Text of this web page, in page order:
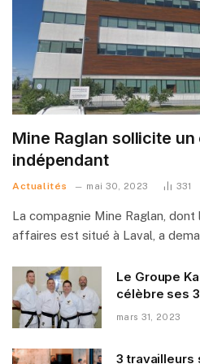
Mine Raglan sollicite
indépendant
Actualités mai 30, 2023 331
La compagnie Mine Raglan,
affaires est situé à Laval, a
Le Groupe
célèbre ses
mars 31, 2023
3 travailleurs